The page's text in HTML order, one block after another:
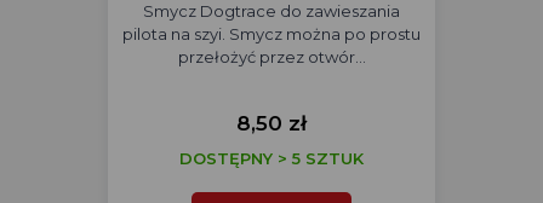
Smycz Dogtrace do zawieszania
pilota na szyi. Smycz można po prostu
przełożyć przez otwór…
8,50 zł
DOSTĘPNY > 5 SZTUK